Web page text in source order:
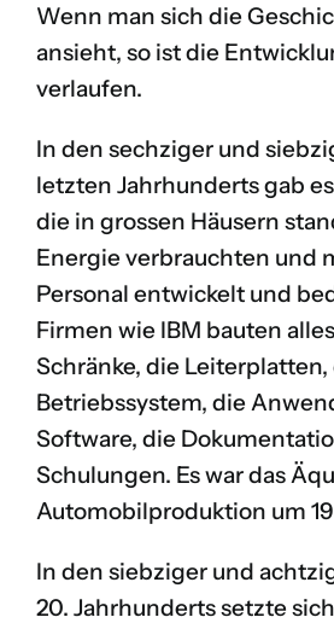
Wenn man sich die
ansieht, so ist die
verlaufen.
In den sechziger und
letzten Jahrhunderts gab
die in grossen Häusern
Energie verbrauchten und
Personal entwickelt und
Firmen wie IBM bauten
Schränke, die Leiterplatten,
Betriebssystem, die
Software, die
Schulungen. Es war das
Automobilproduktion um
In den siebziger und
20. Jahrhunderts setzte